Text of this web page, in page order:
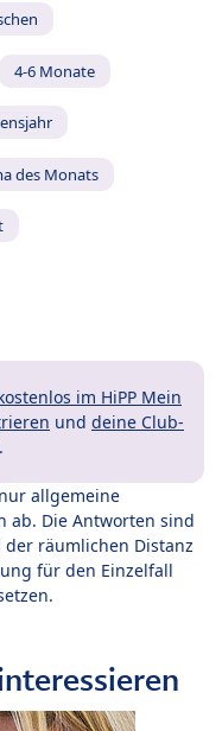
4-6 Monate
des Monats
im HiPP Mein
und deine Club-
allgemeine
ab. Die Antworten sind
räumlichen Distanz
für den Einzelfall